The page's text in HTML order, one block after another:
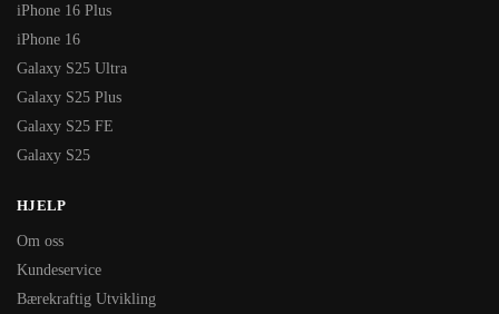
iPhone 16 Plus
iPhone 16
Galaxy S25 Ultra
Galaxy S25 Plus
Galaxy S25 FE
Galaxy S25
HJELP
Om oss
Kundeservice
Bærekraftig Utvikling